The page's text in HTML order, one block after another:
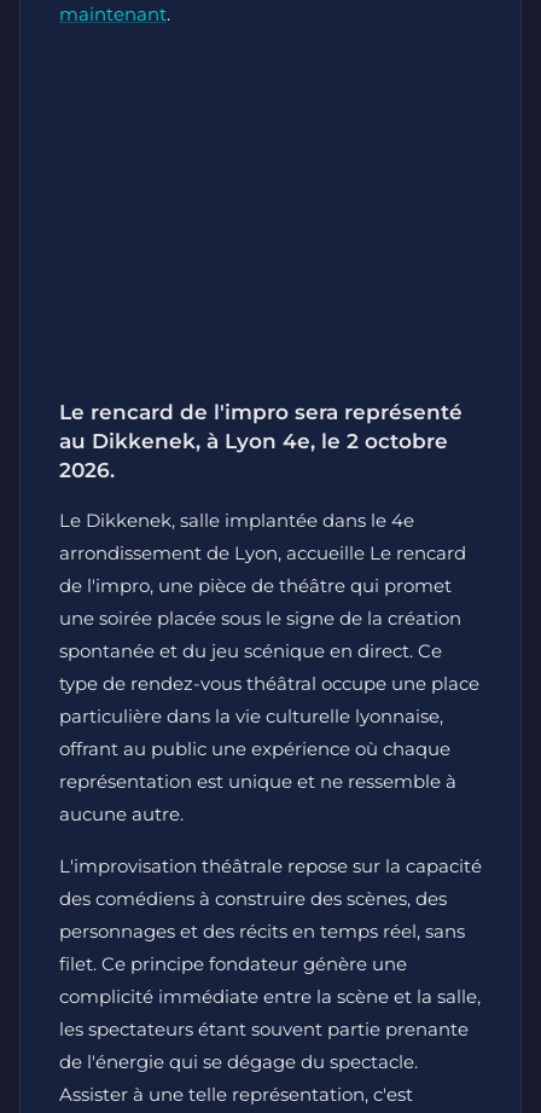
maintenant.
Le rencard de l'impro sera représenté
au Dikkenek, à Lyon 4e, le 2 octobre
2026.
Le Dikkenek, salle implantée dans le 4e
arrondissement de Lyon, accueille Le rencard
de l'impro, une pièce de théâtre qui promet
une soirée placée sous le signe de la création
spontanée et du jeu scénique en direct. Ce
type de rendez-vous théâtral occupe une place
particulière dans la vie culturelle lyonnaise,
offrant au public une expérience où chaque
représentation est unique et ne ressemble à
aucune autre.
L'improvisation théâtrale repose sur la capacité
des comédiens à construire des scènes, des
personnages et des récits en temps réel, sans
filet. Ce principe fondateur génère une
complicité immédiate entre la scène et la salle,
les spectateurs étant souvent partie prenante
de l'énergie qui se dégage du spectacle.
Assister à une telle représentation, c'est